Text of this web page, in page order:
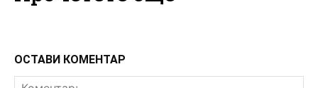
ОСТАВИ КОМЕНТАР